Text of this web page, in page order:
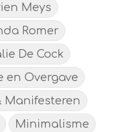
Meys
Romer
De Cock
en Overgave
Manifesteren
Minimalisme